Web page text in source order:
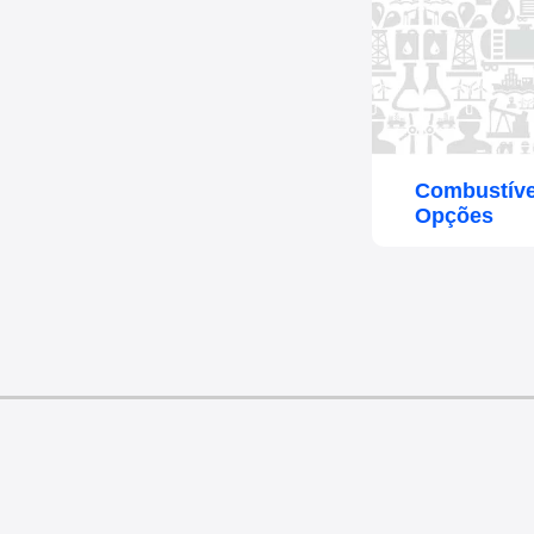
Opções